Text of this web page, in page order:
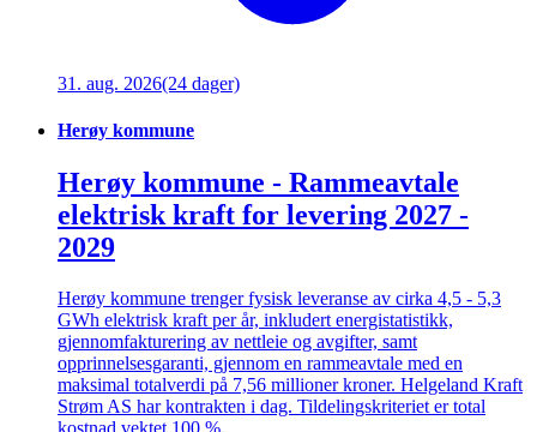
31. aug. 2026(24 dager)
Herøy kommune
Herøy kommune - Rammeavtale
elektrisk kraft for levering 2027 -
2029
Herøy kommune trenger fysisk leveranse av cirka 4,5 - 5,3
GWh elektrisk kraft per år, inkludert energistatistikk,
gjennomfakturering av nettleie og avgifter, samt
opprinnelsesgaranti, gjennom en rammeavtale med en
maksimal totalverdi på 7,56 millioner kroner. Helgeland Kraft
Strøm AS har kontrakten i dag. Tildelingskriteriet er total